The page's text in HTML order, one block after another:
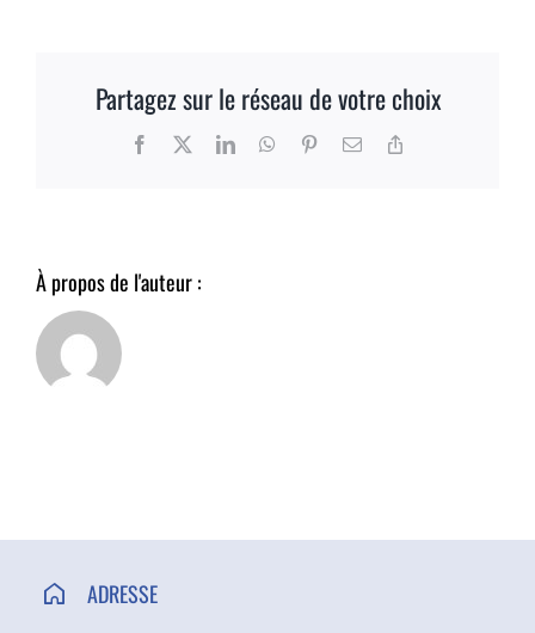
ACCÈS ET CONTACT
Partagez sur le réseau de votre choix
Facebook LinkedInWhatsApp
PinterestEmail
À propos de l'auteur :
ADRESSE